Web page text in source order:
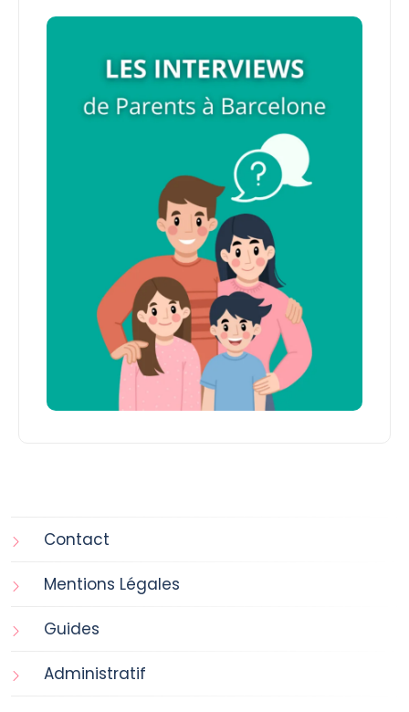
Contact
Mentions Légales
Guides
Administratif